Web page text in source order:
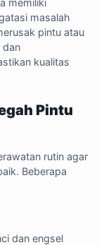
memiliki
masalah
pintu atau
dan
kualitas
Pintu
rutin agar
Beberapa
dan engsel